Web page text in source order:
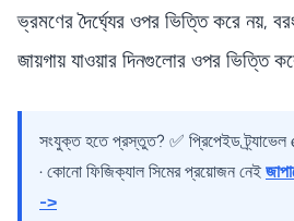
ভ্রমণের দৈর্ঘ্যের ওপর ভিত্তি করে নয়,
জায়গায় যাওয়ার দিনগুলোর ওপর ভিত্তি
সংযুক্ত হতে প্রস্তুত? ✅ প্রিপেইড ট্র্যাভেল
• কোনো ফিজিক্যাল সিমের প্রয়োজন নেই
->